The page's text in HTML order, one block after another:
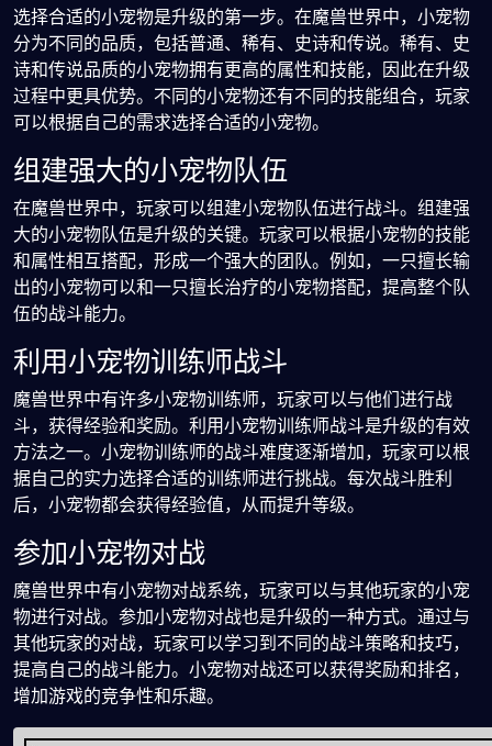
选择合适的小宠物是升级的第一步。在魔兽世界中，小宠物
分为不同的品质，包括普通、稀有、史诗和传说。稀有、史
诗和传说品质的小宠物拥有更高的属性和技能，因此在升级
过程中更具优势。不同的小宠物还有不同的技能组合，玩家
可以根据自己的需求选择合适的小宠物。
组建强大的小宠物队伍
在魔兽世界中，玩家可以组建小宠物队伍进行战斗。组建强
大的小宠物队伍是升级的关键。玩家可以根据小宠物的技能
和属性相互搭配，形成一个强大的团队。例如，一只擅长输
出的小宠物可以和一只擅长治疗的小宠物搭配，提高整个队
伍的战斗能力。
利用小宠物训练师战斗
魔兽世界中有许多小宠物训练师，玩家可以与他们进行战
斗，获得经验和奖励。利用小宠物训练师战斗是升级的有效
方法之一。小宠物训练师的战斗难度逐渐增加，玩家可以根
据自己的实力选择合适的训练师进行挑战。每次战斗胜利
后，小宠物都会获得经验值，从而提升等级。
参加小宠物对战
魔兽世界中有小宠物对战系统，玩家可以与其他玩家的小宠
物进行对战。参加小宠物对战也是升级的一种方式。通过与
其他玩家的对战，玩家可以学习到不同的战斗策略和技巧，
提高自己的战斗能力。小宠物对战还可以获得奖励和排名，
增加游戏的竞争性和乐趣。